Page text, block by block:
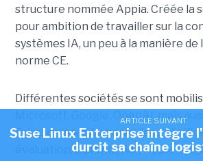
structure nommée Appia. Créée la
pour ambition de travailler sur la
systèmes IA, un peu à la manière de
norme CE.
Différentes sociétés se sont
Microsoft, Google, OpenAI, mais
Ericsson pour élaborer des
évaluation. La fondation Appia
ARTICLE SUIVANT
Suse Linux Enterprise intègre
durcit sa chaîne